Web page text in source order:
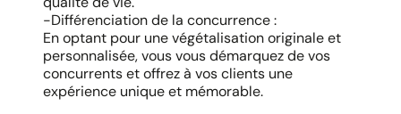
-Différenciation de la concurrence :
En optant pour une végétalisation originale et
personnalisée, vous vous démarquez de vos
concurrents et offrez à vos clients une
expérience unique et mémorable.